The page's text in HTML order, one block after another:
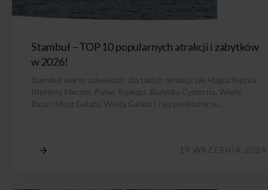
Stambuł – TOP 10 popularnych atrakcji i zabytków
w 2026!
Stambuł warto odwiedzić dla takich atrakcji jak Hagia Sophia,
Błękitny Meczet, Pałac Topkapi, Bazylika Cysterna, Wielki
Bazar, Most Galata, Wieża Galata i rejs po Bosforze....
19 WRZEŚNIA 2024